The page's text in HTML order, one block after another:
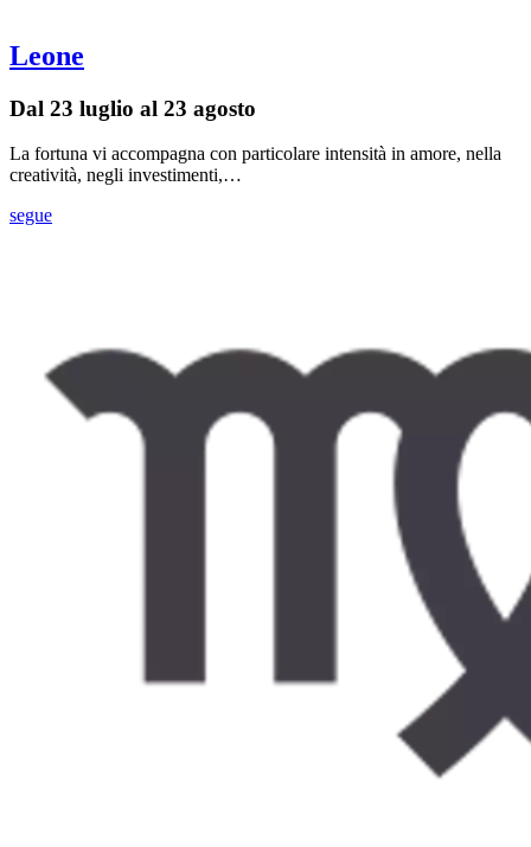
Leone
Dal 23 luglio al 23 agosto
La fortuna vi accompagna con particolare intensità in amore, nella
creatività, negli investimenti,…
segue